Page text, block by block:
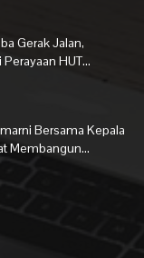
Gerak Jalan,
HUT...
Bersama Kepala
Membangun...